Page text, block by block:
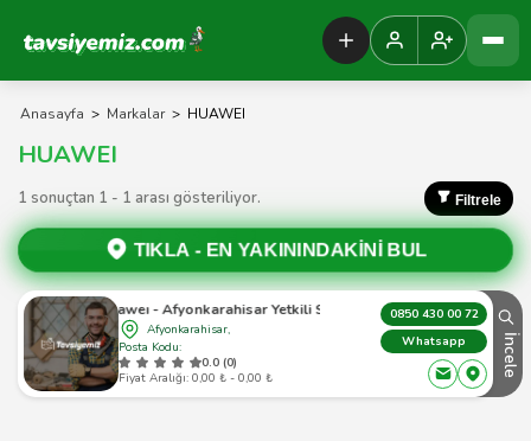
Tavsiyemiz Anasayfa
Anasayfa > Markalar > HUAWEI
HUAWEI
1 sonuçtan 1 - 1 arası gösteriliyor. Filtrele
TIKLA - EN YAKININDAKİNİ BUL
Huaweı - Afyonkarahisar Yetkili Servis
Afyonkarahisar,
Posta Kodu:
0.0 (0)
Fiyat Aralığı: 0,00 ₺ - 0,00 ₺
0850 430 00 72
Whatsapp
İncele